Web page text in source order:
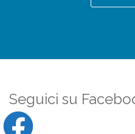
Seguici su